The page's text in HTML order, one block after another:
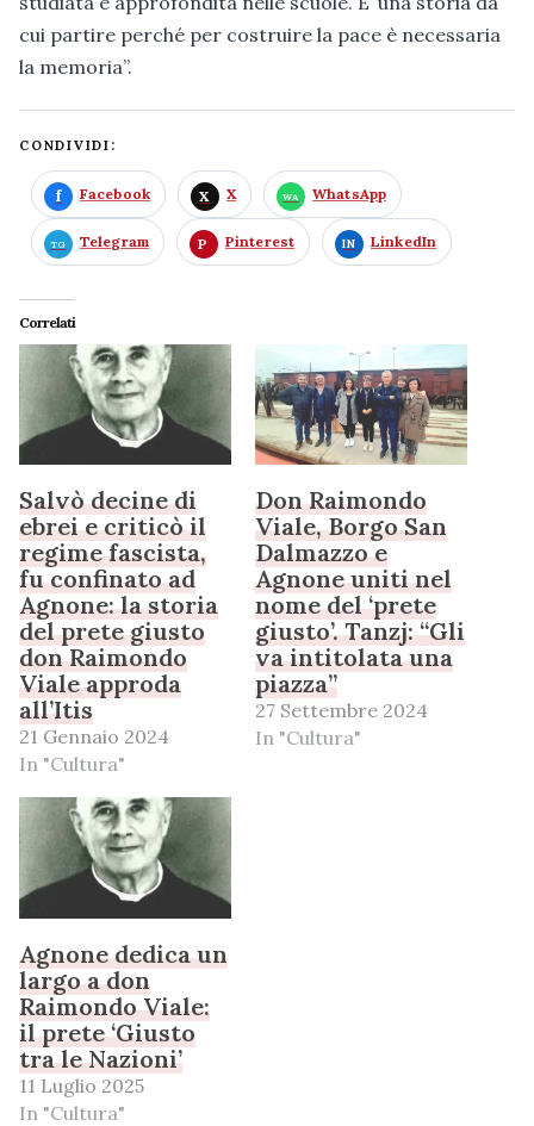
cui partire perché per costruire la pace è necessaria
la memoria”.
CONDIVIDI:
Facebook X WhatsApp
Telegram Pinterest LinkedIn
Correlati
Salvò decine di
ebrei e criticò il
regime fascista,
fu confinato ad
Agnone: la storia
del prete giusto
don Raimondo
Viale approda
all’Itis
21 Gennaio 2024
In "Cultura"
Don Raimondo
Viale, Borgo San
Dalmazzo e
Agnone uniti nel
nome del ‘prete
giusto’. Tanzj: “Gli
va intitolata una
piazza”
27 Settembre 2024
In "Cultura"
Agnone dedica un
largo a don
Raimondo Viale:
il prete ‘Giusto
tra le Nazioni’
11 Luglio 2025
In "Cultura"